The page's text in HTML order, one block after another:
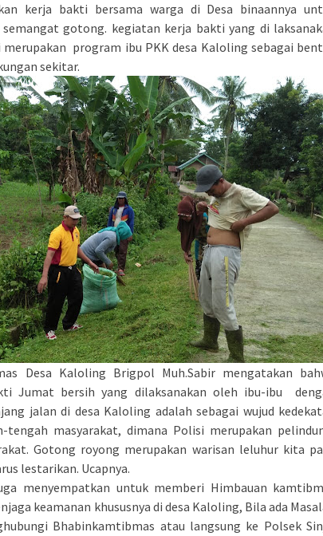
kerja bakti bersama warga di Desa binaannya
gotong. kegiatan kerja bakti yang di
program ibu PKK desa Kaloling sebagai
sekitar.
Desa Kaloling Brigpol Muh.Sabir mengatakan
Jumat bersih yang dilaksanakan oleh ibu-ibu
jalan di desa Kaloling adalah sebagai wujud
masyarakat, dimana Polisi merupakan
Gotong royong merupakan warisan leluhur kita
lestarikan. Ucapnya.
menyempatkan untuk memberi Himbauan
keamanan khususnya di desa Kaloling, Bila ada
Bhabinkamtibmas atau langsung ke Polsek